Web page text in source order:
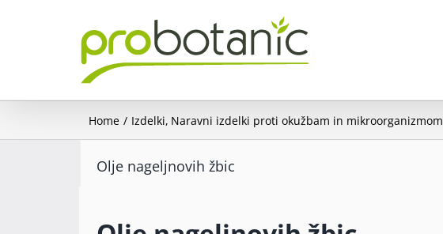
Home Izdelki Naravni izdelki proti okužbam in mikroorganizmom
Olje nageljnovih žbic